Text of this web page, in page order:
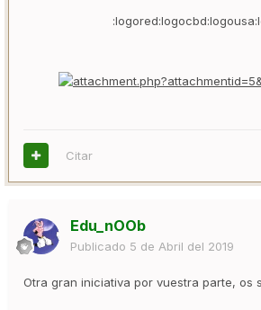
Citar
Edu_nOOb
Publicado 5 de Abril del 2019
Otra gran iniciativa por vuestra parte, os